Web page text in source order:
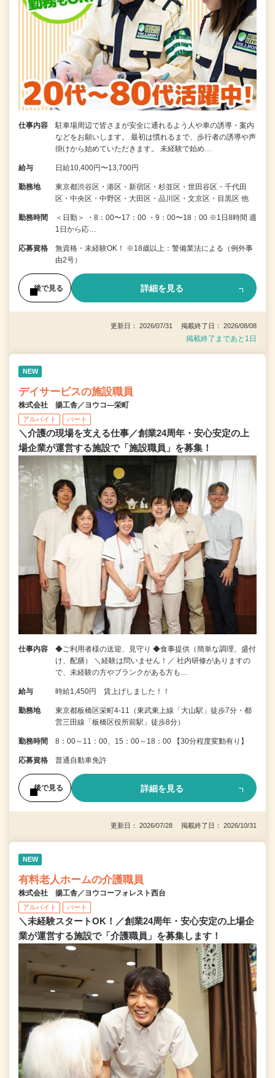
仕事内容
駐車場周辺で皆さまが安全に通れるよう人や車の誘導・案内
などをお願いします。 最初は慣れるまで、歩行者の誘導や声
掛けから始めていただきます。 未経験で始め…
給与 日給10,400円〜13,700円
勤務地
東京都渋谷区・港区・新宿区・杉並区・世田谷区・千代田
区・中央区・中野区・大田区・品川区・文京区・目黒区 他
勤務時間
＜日勤＞ ・8：00〜17：00 ・9：00〜18：00 ※1日8時間 週
1日から応…
応募資格
無資格・未経験OK！ ※18歳以上：警備業法による（例外事
由2号）
後で見る 詳細を見る
更新日： 2026/07/31 掲載終了日： 2026/08/08
掲載終了まであと1日
NEW
デイサービスの施設職員
株式会社 揚工舎／ヨウコ―栄町
アルバイト パート
＼介護の現場を支える仕事／創業24周年・安心安定の上
場企業が運営する施設で「施設職員」を募集！
仕事内容
◆ご利用者様の送迎、見守り ◆食事提供（簡単な調理、盛付
け、配膳） ＼経験は問いません！／ 社内研修がありますの
で、未経験の方やブランクがある方も…
給与 時給1,450円 賃上げしました！！
勤務地
東京都板橋区栄町4-11（東武東上線「大山駅」徒歩7分・都
営三田線「板橋区役所前駅」徒歩8分）
勤務時間 8：00～11：00、15：00～18：00 【30分程度変動有り】
応募資格 普通自動車免許
後で見る 詳細を見る
更新日： 2026/07/28 掲載終了日： 2026/10/31
NEW
有料老人ホームの介護職員
株式会社 揚工舎／ヨウコーフォレスト西台
アルバイト パート
＼未経験スタートOK！／創業24周年・安心安定の上場企
業が運営する施設で「介護職員」を募集します！